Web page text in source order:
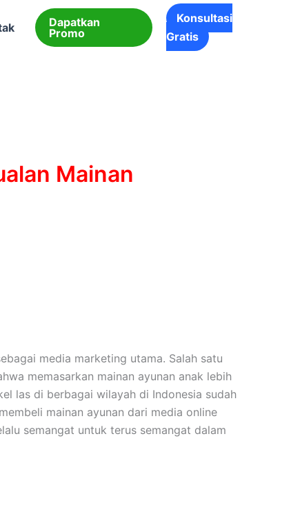
Dapatkan
Promo
Konsultasi
Gratis
Mainan
media marketing utama. Salah satu
memasarkan mainan ayunan anak lebih
las di berbagai wilayah di Indonesia sudah
mainan ayunan dari media online
semangat untuk terus semangat dalam